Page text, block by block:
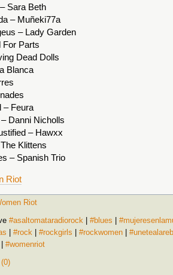
Sara Beth
– Muñeki77a
– Lady Garden
For Parts
Dead Dolls
Blanca
– Feura
Danni Nicholls
– Hawxx
Klittens
– Spanish Trio
Riot
Riot
#asaltomataradiorock #blues
#rock #rockgirls #rockwomen
#womenriot